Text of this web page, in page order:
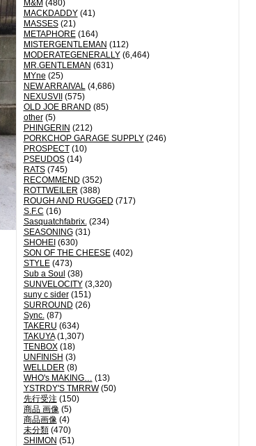
M&M (480)
MACKDADDY(41)
MASSES(21)
METAPHORE(164)
MISTERGENTLEMAN (112)
MODERATEGENERALLY(6,464)
MR.GENTLEMAN (631)
MYne (25)
NEW ARRAIVAL(4,686)
NEXUSVII
(575)
OLD JOE BRAND (85)
other(5)
PHINGERIN (212)
PORKCHOP GARAGE SUPPLY(246)
PROSPECT(10)
PSEUDOS(14)
RATS(745)
RECOMMEND (352)
ROTTWEILER (388)
ROUGH AND RUGGED (717)
S.F.C (16)
Sasquatchfabrix.(234)
SEASONING(31)
SHOHEI (630)
SON OF THE CHEESE(402)
STYLE(473)
Sub a Soul (38)
SUNVELOCITY(3,320)
suny c sider(151)
SURROUND (26)
Sync.(87)
TAKERU (634)
TAKUYA(1,307)
TENBOX(18)
UNFINISH (3)
WELLDER (8)
WHO's MAKING… (13)
YSTRDY'S TMRRW(50)
先行受注 (150)
商品 画像(5)
商品画像(4)
未分類(470)
SHIMON (51)